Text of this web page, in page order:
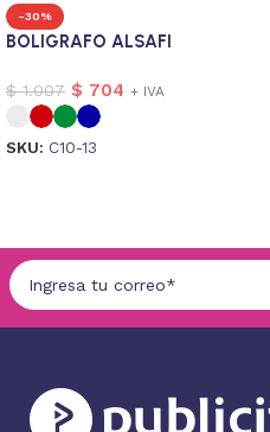
-30%
BOLIGRAFO ALSAFI
$1.007 $ 704 + IVA
SKU: C10-13